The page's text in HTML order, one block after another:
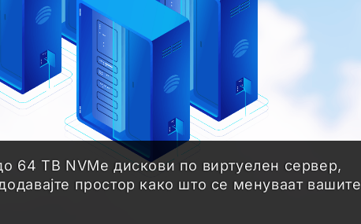
64 TB NVMe дискови по виртуелен сервер,
простор како што се менуваат вашите